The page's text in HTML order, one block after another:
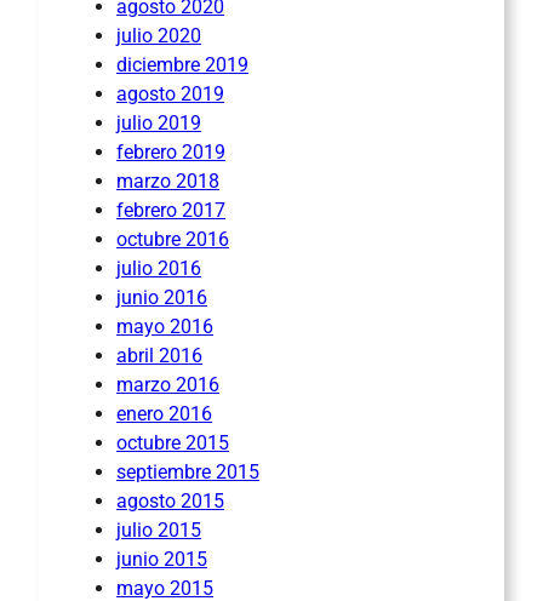
agosto 2020
julio 2020
diciembre 2019
agosto 2019
julio 2019
febrero 2019
marzo 2018
febrero 2017
octubre 2016
julio 2016
junio 2016
mayo 2016
abril 2016
marzo 2016
enero 2016
octubre 2015
septiembre 2015
agosto 2015
julio 2015
junio 2015
mayo 2015